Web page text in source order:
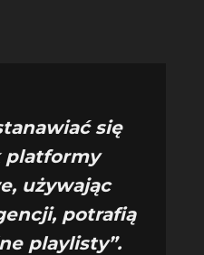
się
platformy
używając
potrafią
playlisty”.